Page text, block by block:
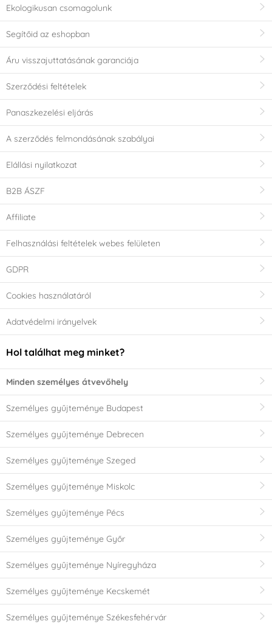
Ekologikusan csomagolunk
Segítőid az eshopban
Áru visszajuttatásának garanciája
Szerződési feltételek
Panaszkezelési eljárás
A szerződés felmondásának szabályai
Elállási nyilatkozat
B2B ÁSZF
Affiliate
Felhasználási feltételek webes felületen
GDPR
Cookies használatáról
Adatvédelmi irányelvek
Hol találhat meg minket?
Minden személyes átvevőhely
Személyes gyűjteménye Budapest
Személyes gyűjteménye Debrecen
Személyes gyűjteménye Szeged
Személyes gyűjteménye Miskolc
Személyes gyűjteménye Pécs
Személyes gyűjteménye Győr
Személyes gyűjteménye Nyíregyháza
Személyes gyűjteménye Kecskemét
Személyes gyűjteménye Székesfehérvár